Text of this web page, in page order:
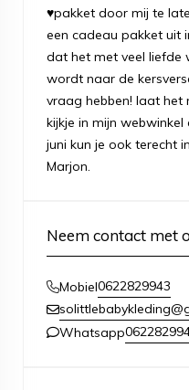
♥pakket door mij te
een cadeau pakket uit
dat het met veel liefde
wordt naar de
vraag hebben! laat het
kijkje in mijn
juni kun je ook terecht
Marjon.
Neem contact met
Mobiel0622829943
Whatsapp